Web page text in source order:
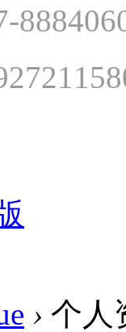
› 个人